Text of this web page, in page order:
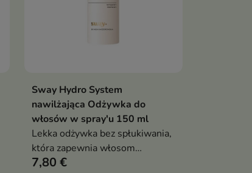
Dodaj do koszyka
Sway Hydro System
nawilżająca Odżywka do
włosów w spray'u 150 ml
Lekka odżywka bez spłukiwania,
która zapewnia włosom
natychmiastowe nawilżenie,
7,80 €